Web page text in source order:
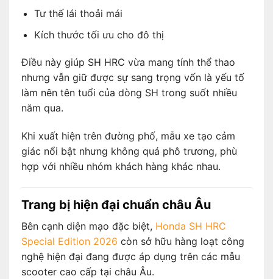
Tư thế lái thoải mái
Kích thước tối ưu cho đô thị
Điều này giúp SH HRC vừa mang tính thể thao
nhưng vẫn giữ được sự sang trọng vốn là yếu tố
làm nên tên tuổi của dòng SH trong suốt nhiều
năm qua.
Khi xuất hiện trên đường phố, mẫu xe tạo cảm
giác nổi bật nhưng không quá phô trương, phù
hợp với nhiều nhóm khách hàng khác nhau.
Trang bị hiện đại chuẩn châu Âu
Bên cạnh diện mạo đặc biệt, Honda SH HRC
Special Edition 2026 còn sở hữu hàng loạt công
nghệ hiện đại đang được áp dụng trên các mẫu
scooter cao cấp tại châu Âu.